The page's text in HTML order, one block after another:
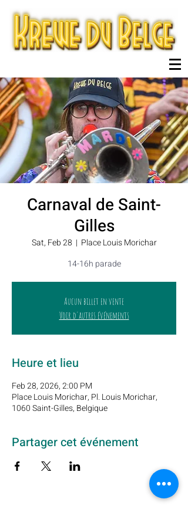
Carnaval de Saint-
Gilles
Sat, Feb 28
  |
Place Louis Morichar
14-16h parade
Aucun billet en vente
Voir d'autres événements
Heure et lieu
Feb 28, 2026, 2:00 PM
Place Louis Morichar, Pl. Louis Morichar,
1060 Saint-Gilles, Belgique
Partager cet événement